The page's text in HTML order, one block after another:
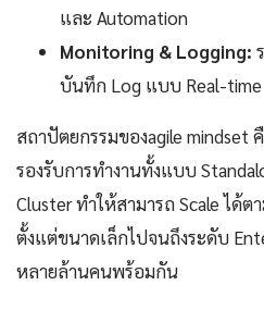
และ Automation
Monitoring & Logging:
บันทึก Log แบบ Real-time
สถาปัตยกรรมของagile mindset
รองรับการทำงานทั้งแบบ
Cluster ทำให้สามารถ Scale ได้ต
ตั้งแต่ขนาดเล็กไปจนถึงระดับ
หลายล้านคนพร้อมกัน